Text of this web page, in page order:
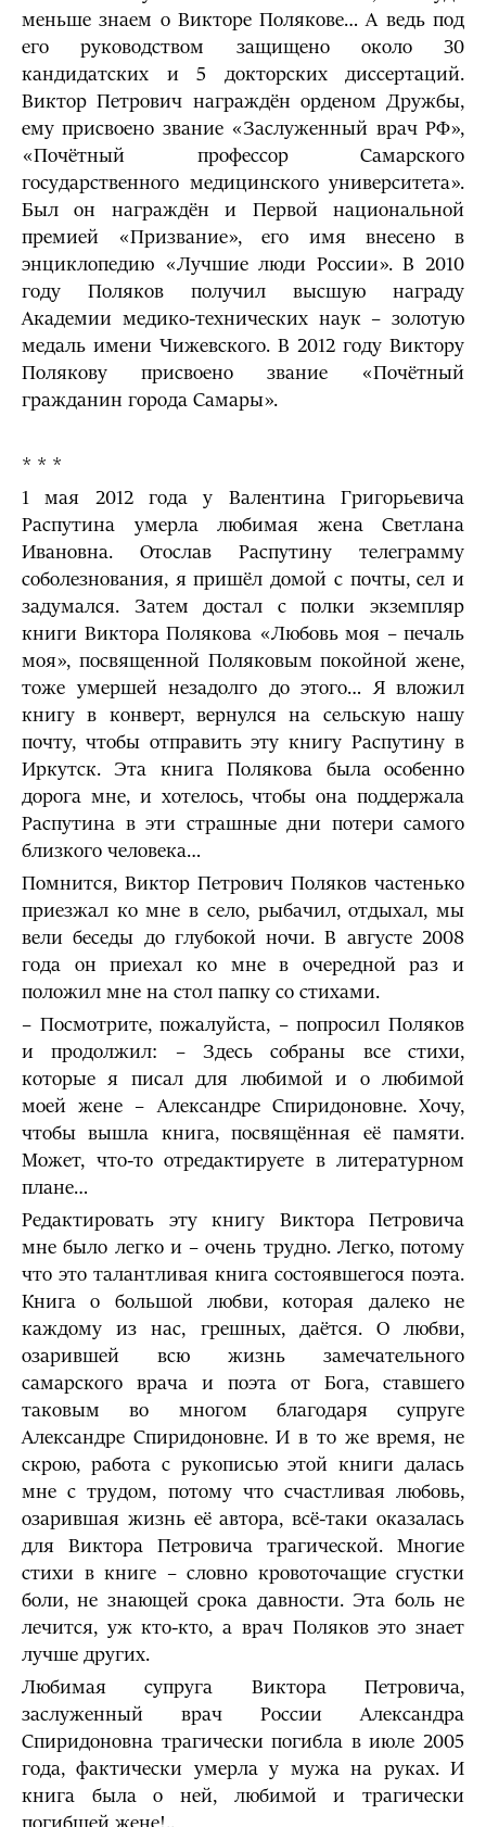
меньше знаем о Викторе Полякове… А ведь под
его руководством защищено около 30
кандидатских и 5 докторских диссертаций.
Виктор Петрович награждён орденом Дружбы,
ему присвоено звание «Заслуженный врач РФ»,
«Почётный профессор Самарского
государственного медицинского университета».
Был он награждён и Первой национальной
премией «Призвание», его имя внесено в
энциклопедию «Лучшие люди России». В 2010
году Поляков получил высшую награду
Академии медико-технических наук – золотую
медаль имени Чижевского. В 2012 году Виктору
Полякову присвоено звание «Почётный
гражданин города Самары».
* * *
1 мая 2012 года у Валентина Григорьевича
Распутина умерла любимая жена Светлана
Ивановна. Отослав Распутину телеграмму
соболезнования, я пришёл домой с почты, сел и
задумался. Затем достал с полки экземпляр
книги Виктора Полякова «Любовь моя – печаль
моя», посвященной Поляковым покойной жене,
тоже умершей незадолго до этого… Я вложил
книгу в конверт, вернулся на сельскую нашу
почту, чтобы отправить эту книгу Распутину в
Иркутск. Эта книга Полякова была особенно
дорога мне, и хотелось, чтобы она поддержала
Распутина в эти страшные дни потери самого
близкого человека…
Помнится, Виктор Петрович Поляков частенько
приезжал ко мне в село, рыбачил, отдыхал, мы
вели беседы до глубокой ночи. В августе 2008
года он приехал ко мне в очередной раз и
положил мне на стол папку со стихами.
– Посмотрите, пожалуйста, – попросил Поляков
и продолжил: – Здесь собраны все стихи,
которые я писал для любимой и о любимой
моей жене – Александре Спиридоновне. Хочу,
чтобы вышла книга, посвящённая её памяти.
Может, что-то отредактируете в литературном
плане…
Редактировать эту книгу Виктора Петровича
мне было легко и – очень трудно. Легко, потому
что это талантливая книга состоявшегося поэта.
Книга о большой любви, которая далеко не
каждому из нас, грешных, даётся. О любви,
озарившей всю жизнь замечательного
самарского врача и поэта от Бога, ставшего
таковым во многом благодаря супруге
Александре Спиридоновне. И в то же время, не
скрою, работа с рукописью этой книги далась
мне с трудом, потому что счастливая любовь,
озарившая жизнь её автора, всё-таки оказалась
для Виктора Петровича трагической. Многие
стихи в книге – словно кровоточащие сгустки
боли, не знающей срока давности. Эта боль не
лечится, уж кто-кто, а врач Поляков это знает
лучше других.
Любимая супруга Виктора Петровича,
заслуженный врач России Александра
Спиридоновна трагически погибла в июле 2005
года, фактически умерла у мужа на руках. И
книга была о ней, любимой и трагически